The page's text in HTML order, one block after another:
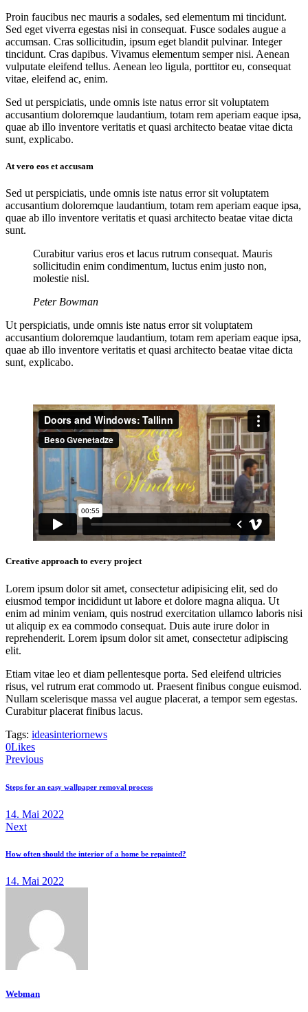
Proin faucibus nec mauris a sodales, sed elementum mi tincidunt.
Sed eget viverra egestas nisi in consequat. Fusce sodales augue a
accumsan. Cras sollicitudin, ipsum eget blandit pulvinar. Integer
tincidunt. Cras dapibus. Vivamus elementum semper nisi. Aenean
vulputate eleifend tellus. Aenean leo ligula, porttitor eu, consequat
vitae, eleifend ac, enim.
Sed ut perspiciatis, unde omnis iste natus error sit voluptatem
accusantium doloremque laudantium, totam rem aperiam eaque ipsa,
quae ab illo inventore veritatis et quasi architecto beatae vitae dicta
sunt, explicabo.
At vero eos et accusam
Sed ut perspiciatis, unde omnis iste natus error sit voluptatem
accusantium doloremque laudantium, totam rem aperiam eaque ipsa,
quae ab illo inventore veritatis et quasi architecto beatae vitae dicta
sunt.
Curabitur varius eros et lacus rutrum consequat. Mauris
sollicitudin enim condimentum, luctus enim justo non,
molestie nisl.
Peter Bowman
Ut perspiciatis, unde omnis iste natus error sit voluptatem
accusantium doloremque laudantium, totam rem aperiam eaque ipsa,
quae ab illo inventore veritatis et quasi architecto beatae vitae dicta
sunt, explicabo.
Creative approach to every project
Lorem ipsum dolor sit amet, consectetur adipisicing elit, sed do
eiusmod tempor incididunt ut labore et dolore magna aliqua. Ut
enim ad minim veniam, quis nostrud exercitation ullamco laboris nisi
ut aliquip ex ea commodo consequat. Duis aute irure dolor in
reprehenderit. Lorem ipsum dolor sit amet, consectetur adipiscing
elit.
Etiam vitae leo et diam pellentesque porta. Sed eleifend ultricies
risus, vel rutrum erat commodo ut. Praesent finibus congue euismod.
Nullam scelerisque massa vel augue placerat, a tempor sem egestas.
Curabitur placerat finibus lacus.
Tags: ideasinteriornews
0Likes
Beitragsnavigation
Previous
Steps for an easy wallpaper removal process
14. Mai 2022
Next
How often should the interior of a home be repainted?
14. Mai 2022
Webman